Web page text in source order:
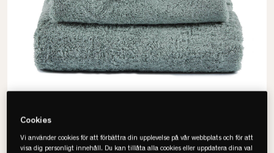
Cookies
Vi använder cookies för att förbättra din upplevelse på vår webbplats och för att
visa dig personligt innehåll. Du kan tillåta alla cookies eller uppdatera dina val